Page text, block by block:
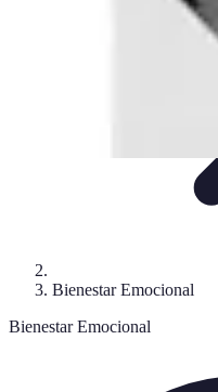
Bienestar Emocional
Bienestar Emocional